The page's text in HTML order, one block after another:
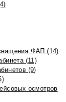
ФАП (14)
(11)
(9)
осмотров